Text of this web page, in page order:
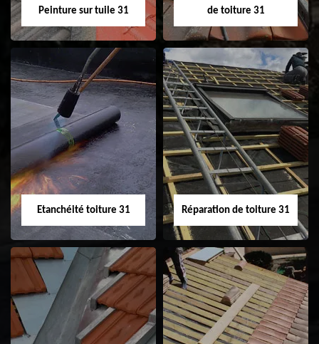
Peinture sur tuile 31
Peinture sur tuile
31
de toiture 31
Nettoyage
demoussage de
toiture 31
Etanchéité toiture 31
Etanchéité toiture
31
Réparation de toiture 31
Réparation de
toiture 31